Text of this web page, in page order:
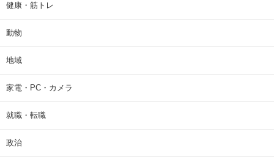
健康・筋トレ
動物
地域
家電・PC・カメラ
就職・転職
政治